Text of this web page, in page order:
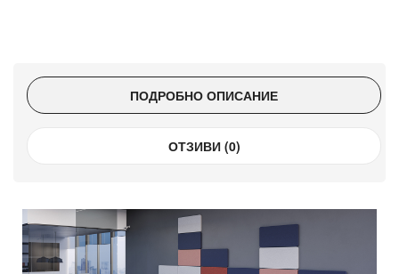
ПОДРОБНО ОПИСАНИЕ
ОТЗИВИ (0)